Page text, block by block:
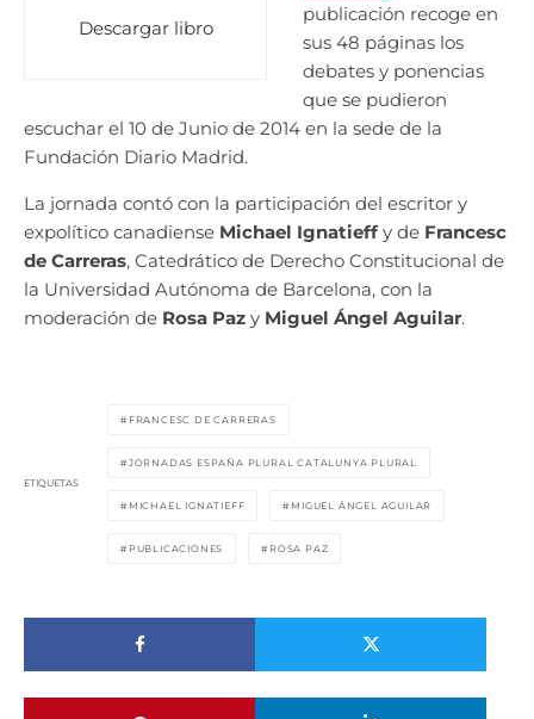
Descargar libro
publicación recoge en
sus 48 páginas los
debates y ponencias
que se pudieron
escuchar el 10 de Junio de 2014 en la sede de la
Fundación Diario Madrid.
La jornada contó con la participación del escritor y
expolítico canadiense Michael Ignatieff y de Francesc
de Carreras, Catedrático de Derecho Constitucional de
la Universidad Autónoma de Barcelona, con la
moderación de Rosa Paz y Miguel Ángel Aguilar.
ETIQUETAS
FRANCESC DE CARRERAS
JORNADAS ESPAÑA PLURAL CATALUNYA PLURAL
MICHAEL IGNATIEFF MIGUEL ÁNGEL AGUILAR
PUBLICACIONES ROSA PAZ